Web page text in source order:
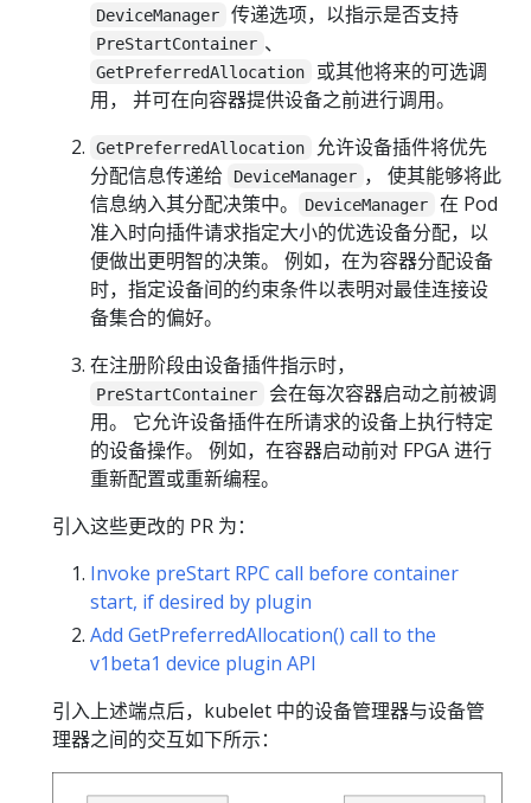
DeviceManager 传递选项，以指示是否支持
PreStartContainer 、
GetPreferredAllocation
或其他将来的可选调
用， 并可在向容器提供设备之前进行调用。
GetPreferredAllocation
允许设备插件将优先
分配信息传递给
DeviceManager ， 使其能够将此
信息纳入其分配决策中。
DeviceManager
在 Pod
准入时向插件请求指定大小的优选设备分配，以
便做出更明智的决策。 例如，在为容器分配设备
时，指定设备间的约束条件以表明对最佳连接设
备集合的偏好。
在注册阶段由设备插件指示时，
PreStartContainer
会在每次容器启动之前被调
用。 它允许设备插件在所请求的设备上执行特定
的设备操作。 例如，在容器启动前对 FPGA 进行
重新配置或重新编程。
引入这些更改的 PR 为：
Invoke preStart RPC call before container
start, if desired by plugin
Add GetPreferredAllocation() call to the
v1beta1 device plugin API
引入上述端点后，kubelet 中的设备管理器与设备管
理器之间的交互如下所示：